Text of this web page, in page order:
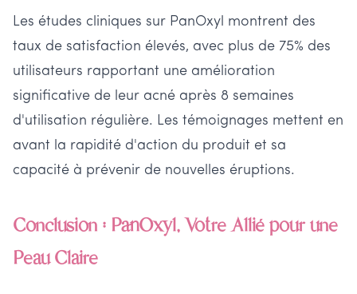
Les études cliniques sur PanOxyl montrent des
taux de satisfaction élevés, avec plus de 75% des
utilisateurs rapportant une amélioration
significative de leur acné après 8 semaines
d'utilisation régulière. Les témoignages mettent en
avant la rapidité d'action du produit et sa
capacité à prévenir de nouvelles éruptions.
Conclusion : PanOxyl, Votre Allié pour une
Peau Claire